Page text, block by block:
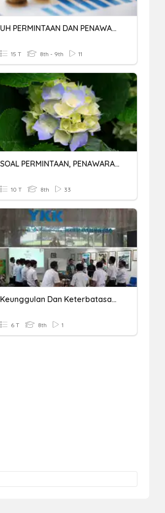
UH PERMINTAAN DAN PENAWARAN
15 T 8th - 9th 11
SOAL PERMINTAAN, PENAWARAN & HARGA
10 T 8th 33
Keunggulan Dan Keterbatasan Ruang Dalam Permintaan Dan Penawaran
6 T 8th 1